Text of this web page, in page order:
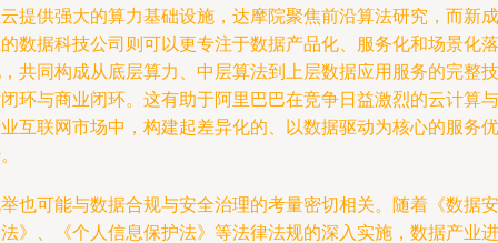
提供强大的算力基础设施，达摩院聚焦前沿算法研究，而新成
数据科技公司则可以更专注于数据产品化、服务化和场景化落
共同构成从底层算力、中层算法到上层数据应用服务的完整技
环与商业闭环。这有助于阿里巴巴在竞争日益激烈的云计算与
互联网市场中，构建起差异化的、以数据驱动为核心的服务优
也可能与数据合规与安全治理的考量密切相关。随着《数据安
》、《个人信息保护法》等法律法规的深入实施，数据产业进